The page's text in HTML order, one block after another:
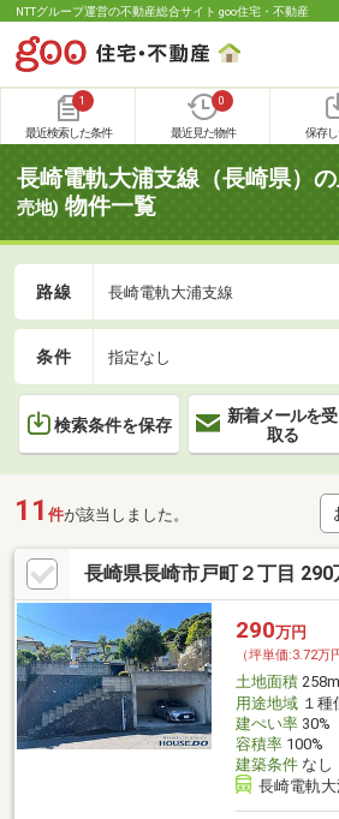
NTTグループ運営の不動産総合サイト goo住宅・不動産
1
最近検索した条件
0
最近見た物件 保存
長崎電軌大浦支線（長崎県）
売地) 物件一覧
路線 長崎電軌大浦支線
条件 指定なし
検索条件を保存
新着メールを受
取る
11 件が該当しました。
長崎県長崎市戸町２丁目 290
290万円
（坪単価:3.72万
土地面積258m
用途地域１種
建ぺい率30%
容積率100%
建築条件なし
長崎電軌